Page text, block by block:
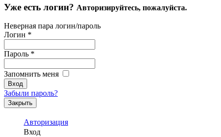
Уже есть логин? Авторизируйтесь, пожалуйста.
Неверная пара логин/пароль
Логин *
Пароль *
Запомнить меня
Забыли пароль?
Закрыть
Авторизация
Вход